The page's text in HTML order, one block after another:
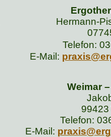
Hermann-
Telefon:
E-Mail:
Weimar
99423
Telefon:
E-Mail: